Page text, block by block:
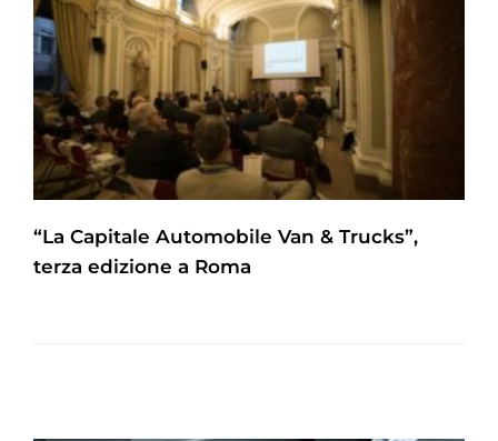
“La Capitale Automobile Van & Trucks”,
terza edizione a Roma